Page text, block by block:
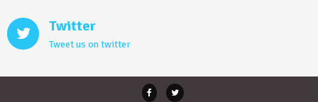
Twitter
Tweet us on twitter